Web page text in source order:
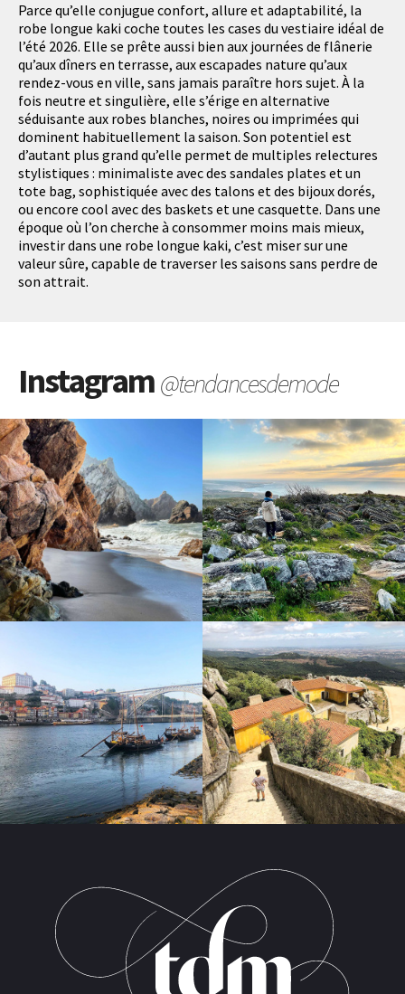
Parce qu’elle conjugue confort, allure et adaptabilité, la
robe longue kaki coche toutes les cases du vestiaire idéal de
l’été 2026. Elle se prête aussi bien aux journées de flânerie
qu’aux dîners en terrasse, aux escapades nature qu’aux
rendez-vous en ville, sans jamais paraître hors sujet. À la
fois neutre et singulière, elle s’érige en alternative
séduisante aux robes blanches, noires ou imprimées qui
dominent habituellement la saison. Son potentiel est
d’autant plus grand qu’elle permet de multiples relectures
stylistiques : minimaliste avec des sandales plates et un
tote bag, sophistiquée avec des talons et des bijoux dorés,
ou encore cool avec des baskets et une casquette. Dans une
époque où l’on cherche à consommer moins mais mieux,
investir dans une robe longue kaki, c’est miser sur une
valeur sûre, capable de traverser les saisons sans perdre de
son attrait.
Instagram@tendancesdemode